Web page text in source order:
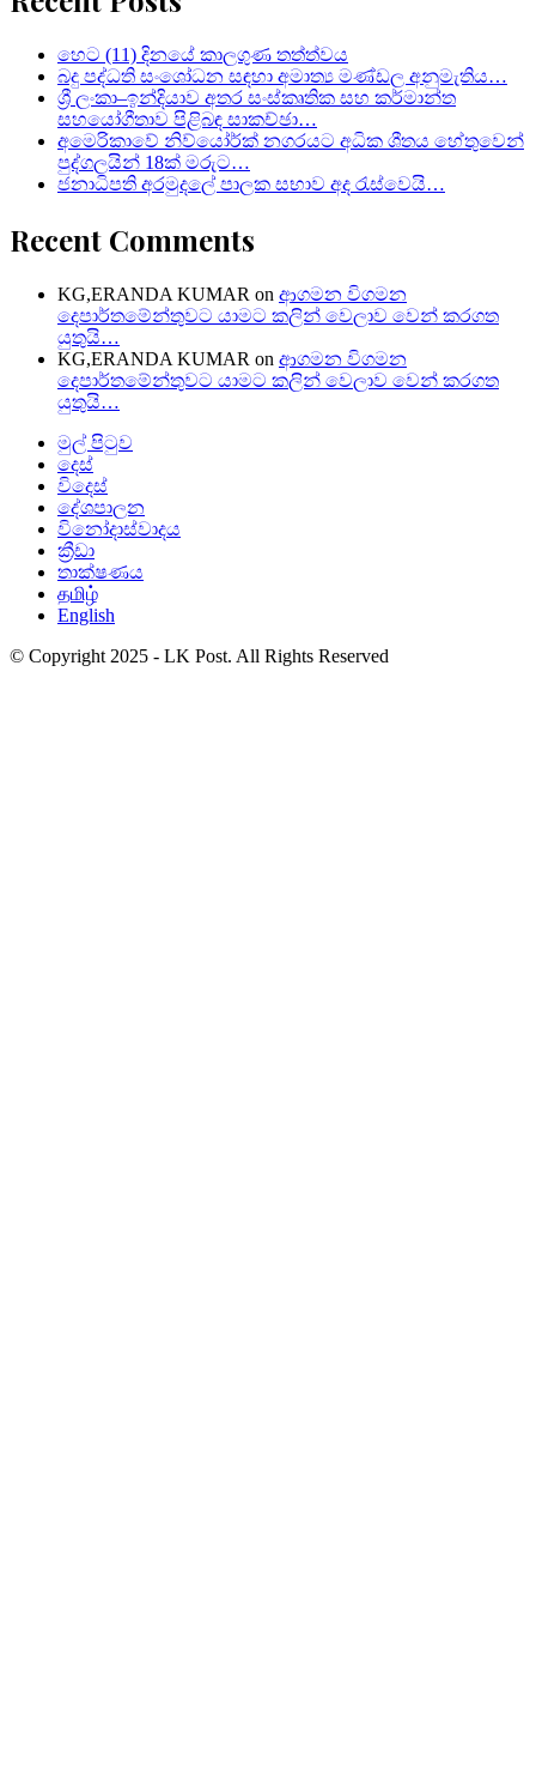
හෙට (11) දිනයේ කාලගුණ තත්ත්වය
බදු පද්ධති සංශෝධන සඳහා අමාත්‍ය මණ්ඩල අනුමැතිය…
ශ්‍රී ලංකා–ඉන්දියාව අතර සංස්කෘතික සහ කර්මාන්ත
සහයෝගීතාව පිළිබඳ සාකච්ඡා…
අමෙරිකාවේ නිව්යෝර්ක් නගරයට අධික ශීතය හේතුවෙන්
පුද්ගලයින් 18ක් මරුට…
ජනාධිපති අරමුදලේ පාලක සභාව අද රැස්වෙයි…
Recent Comments
KG,ERANDA KUMAR on ආගමන විගමන
දෙපාර්තමේන්තුවට යාමට කලින් වෙලාව වෙන් කරගත
යුතුයි…
KG,ERANDA KUMAR on ආගමන විගමන
දෙපාර්තමේන්තුවට යාමට කලින් වෙලාව වෙන් කරගත
යුතුයි…
මුල් පිටුව
දෙස්
විදෙස්
දේශපාලන
විනෝදාස්වාදය
ක්‍රීඩා
තාක්ෂණය
தமிழ்
English
© Copyright 2025 - LK Post. All Rights Reserved